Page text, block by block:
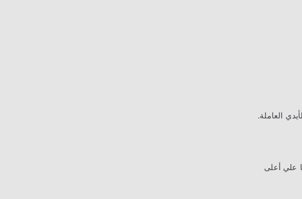
العاملة.
علي أعلى